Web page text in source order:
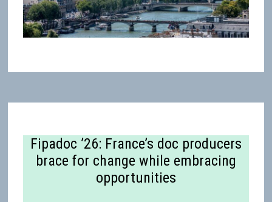
Fipadoc ’26: France’s doc producers
brace for change while embracing
opportunities